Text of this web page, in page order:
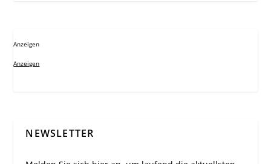
Anzeigen
Anzeigen
NEWSLETTER